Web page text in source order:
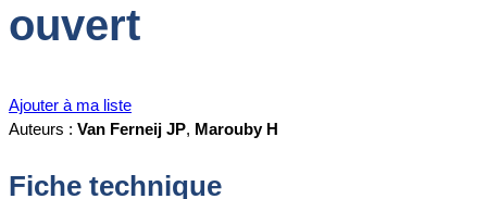
ouvert
Ajouter à ma liste
Auteurs : Van Ferneij JP, Marouby H
Fiche technique